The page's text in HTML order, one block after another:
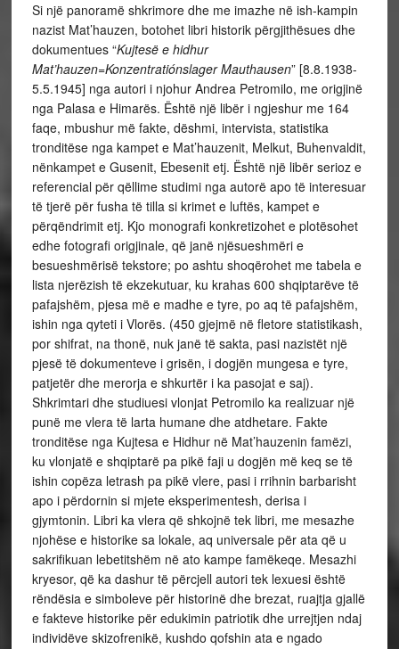
Si një panoramë shkrimore dhe me imazhe në ish-kampin
nazist Mat’hauzen, botohet libri historik përgjithësues dhe
dokumentues “Kujtesë e hidhur
Mat’hauzen=Konzentratiónslager Mauthausen” [8.8.1938-
5.5.1945] nga autori i njohur Andrea Petromilo, me origjinë
nga Palasa e Himarës. Është një libër i ngjeshur me 164
faqe, mbushur më fakte, dëshmi, intervista, statistika
tronditëse nga kampet e Mat’hauzenit, Melkut, Buhenvaldit,
nënkampet e Gusenit, Ebesenit etj. Është një libër serioz e
referencial për qëllime studimi nga autorë apo të interesuar
të tjerë për fusha të tilla si krimet e luftës, kampet e
përqëndrimit etj. Kjo monografi konkretizohet e plotësohet
edhe fotografi origjinale, që janë njësueshmëri e
besueshmërisë tekstore; po ashtu shoqërohet me tabela e
lista njerëzish të ekzekutuar, ku krahas 600 shqiptarëve të
pafajshëm, pjesa më e madhe e tyre, po aq të pafajshëm,
ishin nga qyteti i Vlorës. (450 gjejmë në fletore statistikash,
por shifrat, na thonë, nuk janë të sakta, pasi nazistët një
pjesë të dokumenteve i grisën, i dogjën mungesa e tyre,
patjetër dhe merorja e shkurtër i ka pasojat e saj).
Shkrimtari dhe studiuesi vlonjat Petromilo ka realizuar një
punë me vlera të larta humane dhe atdhetare. Fakte
tronditëse nga Kujtesa e Hidhur në Mat’hauzenin famëzi,
ku vlonjatë e shqiptarë pa pikë faji u dogjën më keq se të
ishin copëza letrash pa pikë vlere, pasi i rrihnin barbarisht
apo i përdornin si mjete eksperimentesh, derisa i
gjymtonin. Libri ka vlera që shkojnë tek libri, me mesazhe
njohëse e historike sa lokale, aq universale për ata që u
sakrifikuan lebetitshëm në ato kampe famëkeqe. Mesazhi
kryesor, që ka dashur të përcjell autori tek lexuesi është
rëndësia e simboleve për historinë dhe brezat, ruajtja gjallë
e fakteve historike për edukimin patriotik dhe urrejtjen ndaj
individëve skizofrenikë, kushdo qofshin ata e ngado